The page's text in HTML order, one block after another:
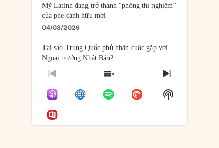
Mỹ Latinh đang trở thành “phòng thí nghiệm”
của phe cánh hữu mới
04/08/2026
Tại sao Trung Quốc phủ nhận cuộc gặp với
Ngoại trưởng Nhật Bản?
04/08/2026
Điểm mù chiến lược của Trump tại Thái Bình
Dương
03/08/2026
PREVIOUS
EPISODE
SHOW
EPISODES
LIST
NEXT
EPISODE
Show
Podcast